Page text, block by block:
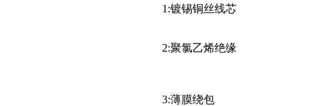
1:镀锡铜丝线芯
2:聚氯乙烯绝缘
3:薄膜绕包